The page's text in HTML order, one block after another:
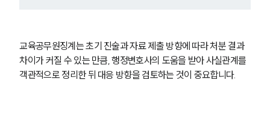
교육공무원징계는 초기 진술과 자료 제출 방향에 따라 처분 결과
차이가 커질 수 있는 만큼, 행정변호사의 도움을 받아 사실관계를
객관적으로 정리한 뒤 대응 방향을 검토하는 것이 중요합니다.